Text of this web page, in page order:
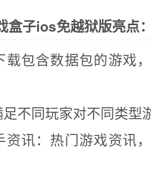
盒子ios免越狱版亮点：
载包含数据包的游戏
不同玩家对不同类型
资讯：热门游戏资讯